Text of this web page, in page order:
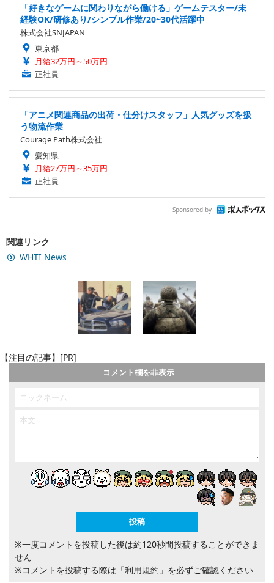
「好きなゲームに関わりながら働ける」ゲームテスター/未
経験OK/研修あり/シンプル作業/20~30代活躍中
株式会社SNJAPAN
東京都
月給32万円～50万円
正社員
「アニメ関連商品の出荷・仕分けスタッフ」人気グッズを扱
う物流作業
Courage Path株式会社
愛知県
月給27万円～35万円
正社員
Sponsored by
関連リンク
WHTI News
【注目の記事】[PR]
コメント欄を非表示
※一度コメントを投稿した後は約120秒間投稿することができま
せん
※コメントを投稿する際は 「利用規約」 を必ずご確認ください